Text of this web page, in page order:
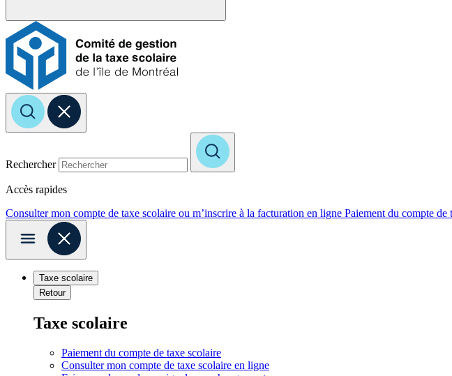
Rechercher
Accès rapides
Consulter mon compte de taxe scolaire ou m’inscrire à la facturation en ligne Paiement du compte de
Taxe scolaire
Retour
Taxe scolaire
Paiement du compte de taxe scolaire
Consulter mon compte de taxe scolaire en ligne